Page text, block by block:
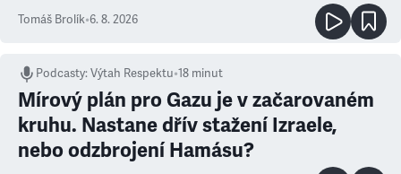
Tomáš Brolík•6. 8. 2026
Podcasty:Výtah Respektu•18 minut
Mírový plán pro Gazu je v začarovaném
kruhu. Nastane dřív stažení Izraele,
nebo odzbrojení Hamásu?